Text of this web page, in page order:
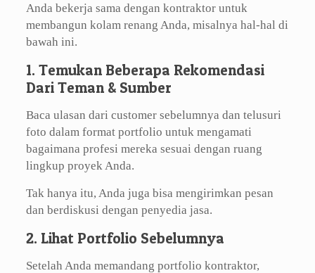
Anda bekerja sama dengan kontraktor untuk
membangun kolam renang Anda, misalnya hal-hal di
bawah ini.
1. Temukan Beberapa Rekomendasi
Dari Teman & Sumber
Baca ulasan dari customer sebelumnya dan telusuri
foto dalam format portfolio untuk mengamati
bagaimana profesi mereka sesuai dengan ruang
lingkup proyek Anda.
Tak hanya itu, Anda juga bisa mengirimkan pesan
dan berdiskusi dengan penyedia jasa.
2. Lihat Portfolio Sebelumnya
Setelah Anda memandang portfolio kontraktor,